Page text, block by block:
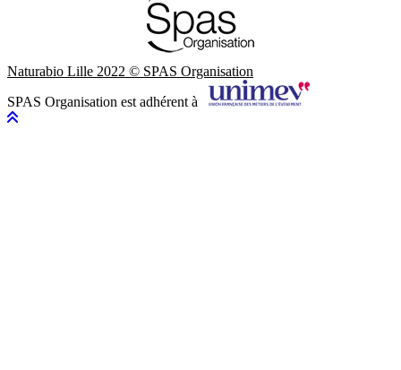
Naturabio Lille 2022 © SPAS Organisation
SPAS Organisation est adhérent à